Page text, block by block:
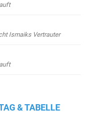
Ismaiks Vertrauter
& TABELLE